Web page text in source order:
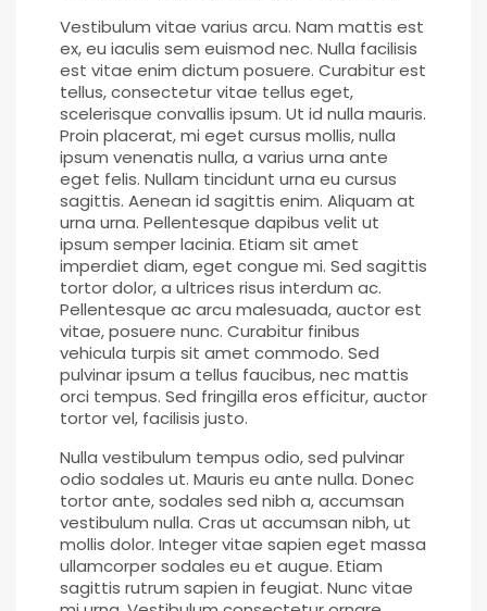
Vestibulum vitae varius arcu. Nam mattis est
ex, eu iaculis sem euismod nec. Nulla facilisis
est vitae enim dictum posuere. Curabitur est
tellus, consectetur vitae tellus eget,
scelerisque convallis ipsum. Ut id nulla mauris.
Proin placerat, mi eget cursus mollis, nulla
ipsum venenatis nulla, a varius urna ante
eget felis. Nullam tincidunt urna eu cursus
sagittis. Aenean id sagittis enim. Aliquam at
urna urna. Pellentesque dapibus velit ut
ipsum semper lacinia. Etiam sit amet
imperdiet diam, eget congue mi. Sed sagittis
tortor dolor, a ultrices risus interdum ac.
Pellentesque ac arcu malesuada, auctor est
vitae, posuere nunc. Curabitur finibus
vehicula turpis sit amet commodo. Sed
pulvinar ipsum a tellus faucibus, nec mattis
orci tempus. Sed fringilla eros efficitur, auctor
tortor vel, facilisis justo.
Nulla vestibulum tempus odio, sed pulvinar
odio sodales ut. Mauris eu ante nulla. Donec
tortor ante, sodales sed nibh a, accumsan
vestibulum nulla. Cras ut accumsan nibh, ut
mollis dolor. Integer vitae sapien eget massa
ullamcorper sodales eu et augue. Etiam
sagittis rutrum sapien in feugiat. Nunc vitae